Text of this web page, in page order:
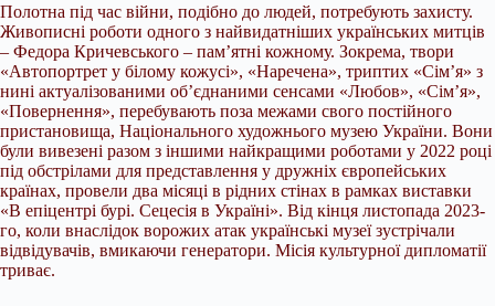
Полотна під час війни, подібно до людей, потребують захисту.
Живописні роботи одного з найвидатніших українських митців
– Федора Кричевського – пам’ятні кожному. Зокрема, твори
«Автопортрет у білому кожусі», «Наречена», триптих «Сім’я» з
нині актуалізованими об’єднаними сенсами «Любов», «Сім’я»,
«Повернення», перебувають поза межами свого постійного
пристановища, Національного художнього музею України. Вони
були вивезені разом з іншими найкращими роботами у 2022 році
під обстрілами для представлення у дружніх європейських
країнах, провели два місяці в рідних стінах в рамках виставки
«В епіцентрі бурі. Сецесія в Україні». Від кінця листопада 2023-
го, коли внаслідок ворожих атак українські музеї зустрічали
відвідувачів, вмикаючи генератори. Місія культурної дипломатії
триває.